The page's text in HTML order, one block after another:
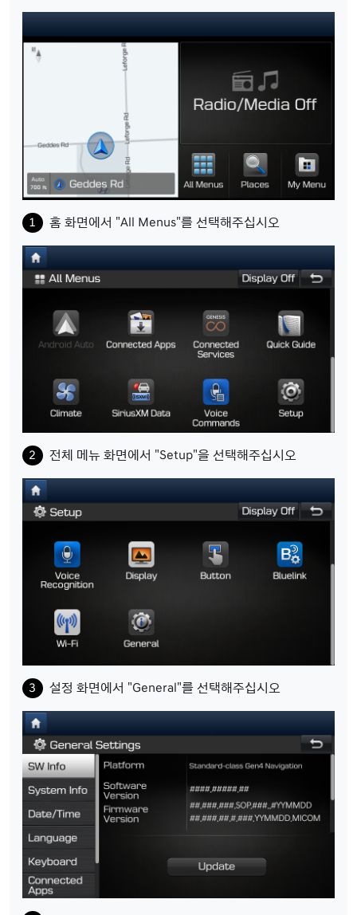
홈 화면에서 "All Menus"를 선택해주십시오
전체 메뉴 화면에서 "Setup"을 선택해주십시오
설정 화면에서 "General"를 선택해주십시오